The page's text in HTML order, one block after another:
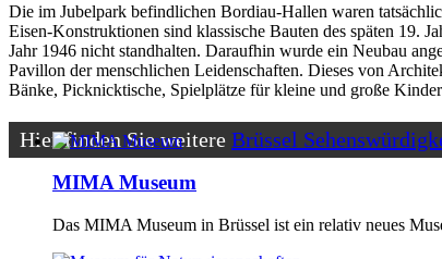
Die im Jubelpark befindlichen Bordiau-Hallen waren
Eisen-Konstruktionen sind klassische Bauten des späten 19.
Jahr 1946 nicht standhalten. Daraufhin wurde ein Neubau
Pavillon der menschlichen Leidenschaften. Dieses von
Bänke, Picknicktische, Spielplätze für kleine und große
Hier finden Sie weitere Brüssel
MIMA Museum
Das MIMA Museum in Brüssel ist ein relativ neues